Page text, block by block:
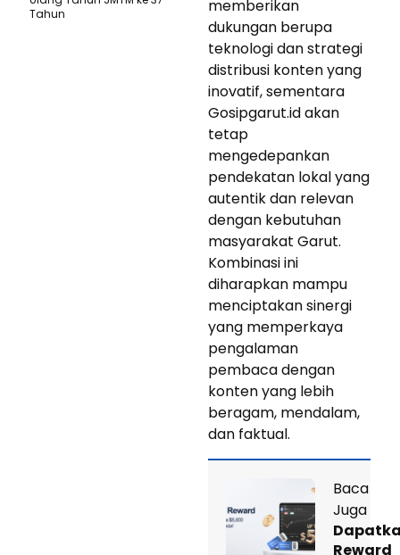
memberikan
dukungan berupa
teknologi dan strategi
distribusi konten yang
inovatif, sementara
Gosipgarut.id akan
tetap
mengedepankan
pendekatan lokal yang
autentik dan relevan
dengan kebutuhan
masyarakat Garut.
Kombinasi ini
diharapkan mampu
menciptakan sinergi
yang memperkaya
pengalaman
pembaca dengan
konten yang lebih
beragam, mendalam,
dan faktual.
Baca
Juga
Reward
Tahun